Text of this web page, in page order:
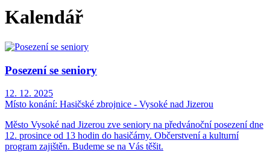
Kalendář
Posezení se seniory
12. 12. 2025
Místo konání: Hasičské zbrojnice - Vysoké nad Jizerou
Město Vysoké nad Jizerou zve seniory na předvánoční posezení dne
12. prosince od 13 hodin do hasičárny. Občerstvení a kulturní
program zajištěn. Budeme se na Vás těšit.